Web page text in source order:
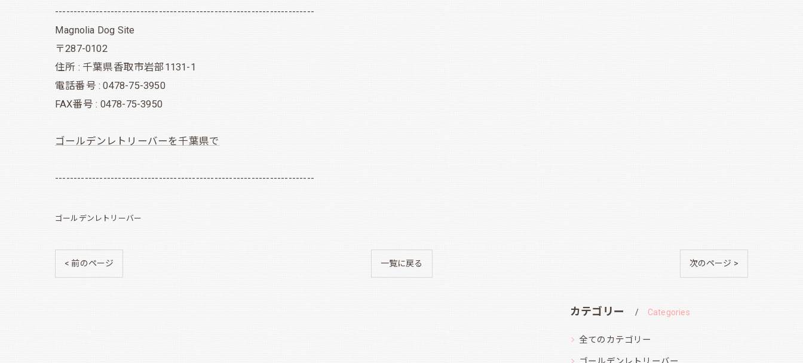
----------------------------------------------------------------------
Magnolia Dog Site
〒287-0102
住所 : 千葉県香取市岩部1131-1
電話番号 : 0478-75-3950
FAX番号 : 0478-75-3950
ゴールデンレトリーバーを千葉県で
----------------------------------------------------------------------
ゴールデンレトリーバー
< 前のページ 一覧に戻る 次のページ >
カテゴリー Categories
全てのカテゴリー